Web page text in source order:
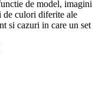
de model, imagini
de culori diferite ale
si cazuri in care un set